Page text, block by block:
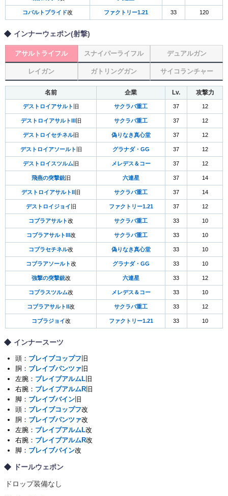
コバルトプライド改 ファクトリー1.21 33 120
インナーウェポン(射撃)
アサルトライフル スナイパーライフル デュアルガン
レイガン ガトリングガン サイコランチャー
名前 企業 Lv. 攻撃力
デストロイアサルト 旧 サクラバ重工 37 12
デストロイアサルトIII 旧 サクラバ重工 37 12
デストロイセチネル旧 偽りなき真心堂 37 12
デストロイアソールト 旧 グラナダ・GG 37 12
デストロイスツルム 旧 メレデス＆コー 37 12
飛燕の突撃銃旧 六連星 37 14
デストロイアサルトII 旧 サクラバ重工 37 14
デストロイジョイ 旧 ファクトリー1.21 37 12
コブラアサルト改 サクラバ重工 33 10
コブラアサルトIII 改 サクラバ重工 33 10
コブラセチネル改 偽りなき真心堂 33 10
コブラアソールト改 グラナダ・GG 33 10
強撃の突撃銃改 六連星 33 12
コブラスツルム改 メレデス＆コー 33 10
コブラアサルトII 改 サクラバ重工 33 12
コブラジョイ改 ファクトリー1.21 33 10
インナースーツ
頭： ブレイブコップフ 旧
胴： ブレイブパンツァ 旧
左腕： ブレイブアルムL 旧
右腕： ブレイブアルムR 旧
脚： ブレイブバイン 旧
頭： ブレイブコップフ改
胴： ブレイブパンツァ改
左腕： ブレイブアルムL改
右腕： ブレイブアルムR改
脚： ブレイブバイン改
ドールウェポン
ドロップ装備なし